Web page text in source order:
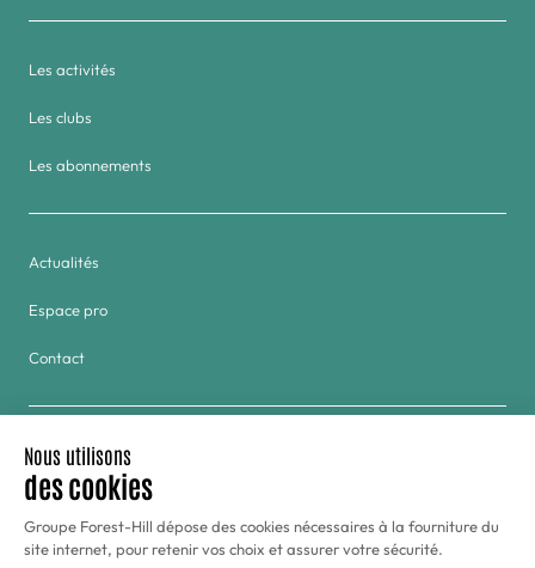
Les activités
Les clubs
Les abonnements
Actualités
Espace pro
Contact
Groupe
Golf & Tennis du Haras de Jardy
Hôtel Forest Hill Meudon-Vélizy